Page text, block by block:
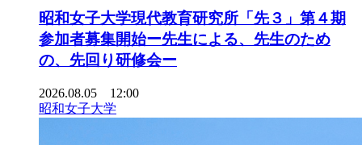
昭和女子大学現代教育研究所「先３」第４期
参加者募集開始ー先生による、先生のため
の、先回り研修会ー
2026.08.05 12:00
昭和女子大学